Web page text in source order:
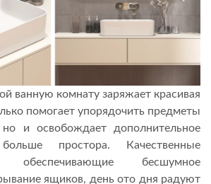
ванную комнату заряжает красивая
помогает упорядочить предметы
и освобождает дополнительное
простора. Качественные
обеспечивающие бесшумное
ящиков, день ото дня радуют